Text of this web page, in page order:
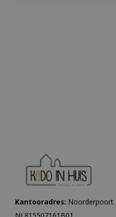
Kantooradres: Noorderpoort